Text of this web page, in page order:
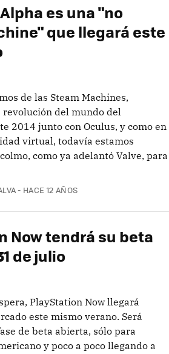
es una "no
que llegará este
de las Steam Machines,
revolución del mundo del
2014 junto con Oculus, y como en
virtual, todavía estamos
como ya adelantó Valve, para
HACE 12 AÑOS
Now tendrá su beta
de julio
PlayStation Now llegará
este mismo verano. Será
de beta abierta, sólo para
y poco a poco llegando a